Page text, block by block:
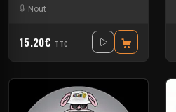
Nout
15.20€ TTC